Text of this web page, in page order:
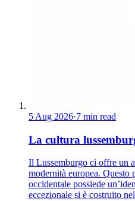
5 Aug 2026·7 min read
La cultura
Il Lussemburgo ci offre un
modernità europea. Questo
occidentale possiede
eccezionale si è costruito